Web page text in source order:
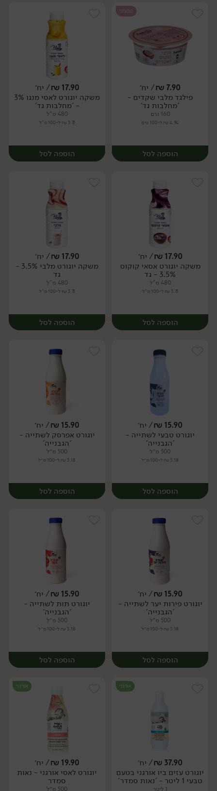
טבעוני
7.90
₪/ יח׳
פילגד מלבי שקדים -
'מחלבות גד'
160 גרם
4.94 ₪ ל-100 גרם
הוספה לסל
יח׳
17.90
₪/ יח׳
משקה יוגורט לאסי מנגו 3%
- 'מחלבות גד'
480 מ"ל
3.73 ₪ ל-100 מ"ל
הוספה לסל
יח׳
17.90
₪/ יח׳
משקה יוגורט אסאי קוקוס
3.5% - גד
480 מ"ל
3.73 ₪ ל-100 מ"ל
הוספה לסל
יח׳
17.90
₪/ יח׳
משקה יוגורט מלבי 3.5% -
גד
480 מ"ל
3.73 ₪ ל-100 מ"ל
הוספה לסל
יח׳
15.90
₪/ יח׳
יוגורט טבעי לשתייה -
'הגבנייה'
500 מ״ל
3.18 ₪ ל-100 מ״ל
הוספה לסל
יח׳
15.90
₪/ יח׳
יוגורט אפרסק לשתייה -
'הגבנייה'
500 מ״ל
3.18 ₪ ל-100 מ״ל
הוספה לסל
יח׳
15.90
₪/ יח׳
יוגורט פירות יער לשתייה -
'הגבנייה'
500 מ״ל
3.18 ₪ ל-100 מ״ל
הוספה לסל
יח׳
15.90
₪/ יח׳
יוגורט תות לשתייה -
'הגבנייה'
500 מ״ל
3.18 ₪ ל-100 מ״ל
הוספה לסל
יח׳
אורגני
37.90
₪/ יח׳
יוגורט עזים ביו אורגני בטעם
טבעי 1 ליטר - 'נאות סמדר'
1 ליטר
אורגני
19.90
₪/ יח׳
יוגורט לאסי אורגני - נאות
סמדר
500 מ״ל